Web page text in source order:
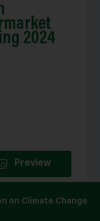
2024
Preview
on Climate Change